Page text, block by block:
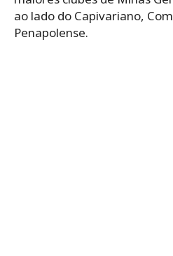
ao lado do Capivariano,
Penapolense.